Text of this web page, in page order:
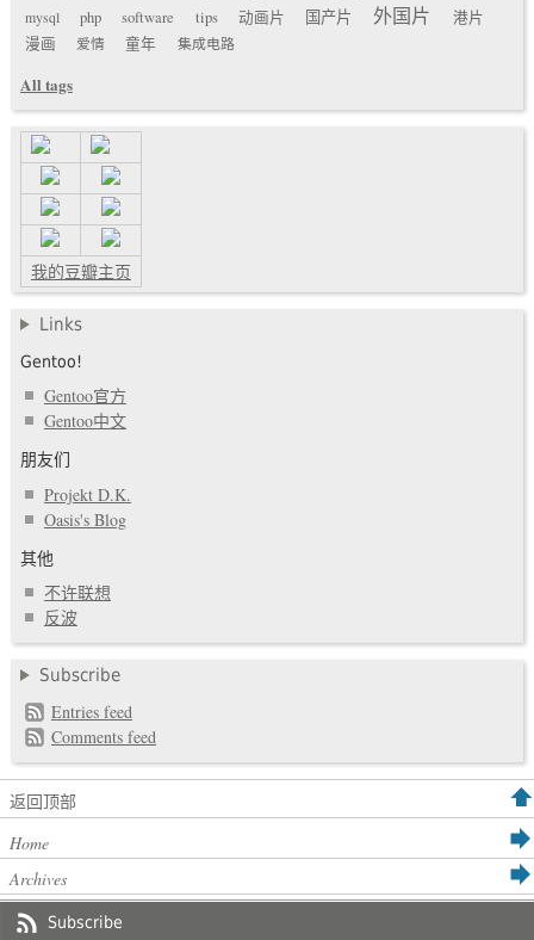
mysql
php software tips 动画片 国产片 外国片
港片
漫画
爱情 童年 集成电路
All tags
我的豆瓣主页
Links
Gentoo!
Gentoo官方
Gentoo中文
朋友们
Projekt D.K.
Oasis's Blog
其他
不许联想
反波
Subscribe
Entries feed
Comments feed
返回顶部
Home
Archives
Subscribe